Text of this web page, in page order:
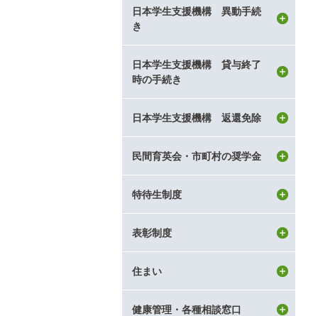
日本学生支援機構 異動手続
き
日本学生支援機構 貸与終了
時の手続き
日本学生支援機構 返還免除
民間育英会・市町村の奨学金
特待生制度
表彰制度
住まい
健康管理・各種相談窓口